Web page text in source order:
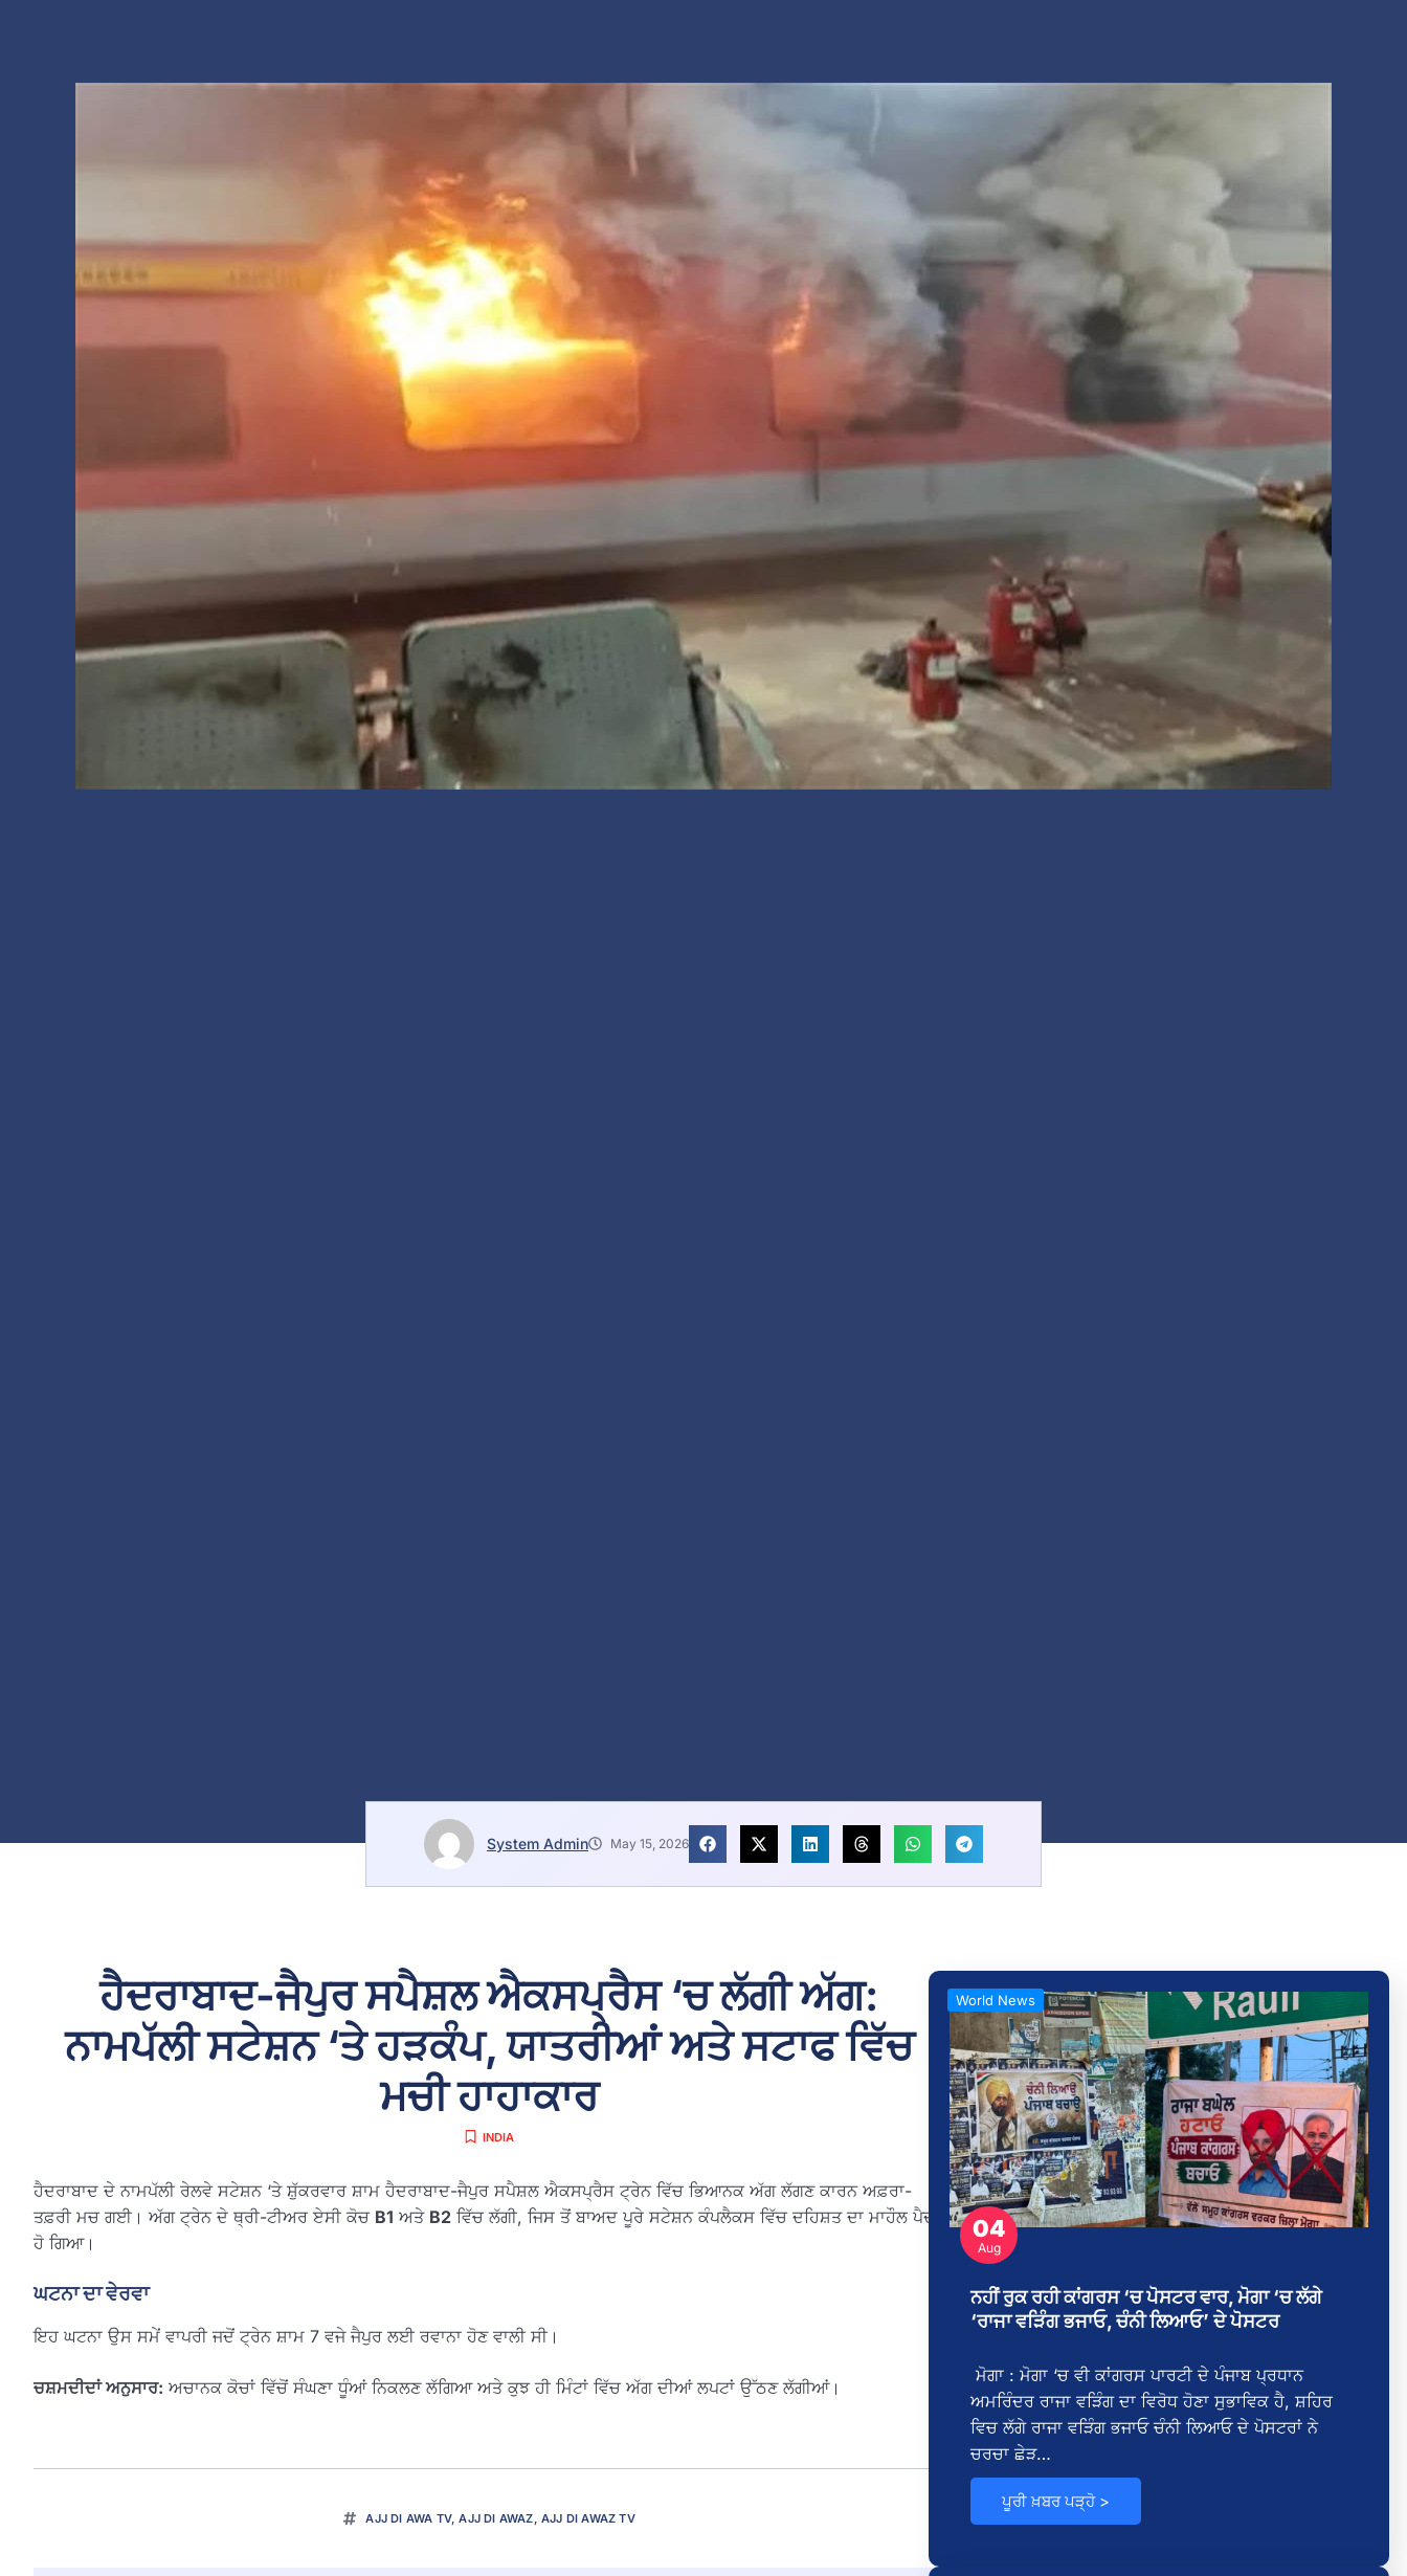
System Admin May 15, 2026
ਹੈਦਰਾਬਾਦ-ਜੈਪੁਰ ਸਪੈਸ਼ਲ ਐਕਸਪ੍ਰੈਸ ‘ਚ ਲੱਗੀ ਅੱਗ:
ਨਾਮਪੱਲੀ ਸਟੇਸ਼ਨ ‘ਤੇ ਹੜਕੰਪ, ਯਾਤਰੀਆਂ ਅਤੇ ਸਟਾਫ ਵਿੱਚ
ਮਚੀ ਹਾਹਾਕਾਰ
INDIA
ਹੈਦਰਾਬਾਦ ਦੇ ਨਾਮਪੱਲੀ ਰੇਲਵੇ ਸਟੇਸ਼ਨ ‘ਤੇ ਸ਼ੁੱਕਰਵਾਰ ਸ਼ਾਮ ਹੈਦਰਾਬਾਦ-ਜੈਪੁਰ ਸਪੈਸ਼ਲ ਐਕਸਪ੍ਰੈਸ ਟ੍ਰੇਨ ਵਿੱਚ ਭਿਆਨਕ ਅੱਗ ਲੱਗਣ ਕਾਰਨ ਅਫ਼ਰਾ-
ਤਫ਼ਰੀ ਮਚ ਗਈ। ਅੱਗ ਟ੍ਰੇਨ ਦੇ ਥ੍ਰੀ-ਟੀਅਰ ਏਸੀ ਕੋਚ B1 ਅਤੇ B2 ਵਿੱਚ ਲੱਗੀ, ਜਿਸ ਤੋਂ ਬਾਅਦ ਪੂਰੇ ਸਟੇਸ਼ਨ ਕੰਪਲੈਕਸ ਵਿੱਚ ਦਹਿਸ਼ਤ ਦਾ ਮਾਹੌਲ ਪੈਦਾ
ਹੋ ਗਿਆ।
ਘਟਨਾ ਦਾ ਵੇਰਵਾ
ਇਹ ਘਟਨਾ ਉਸ ਸਮੇਂ ਵਾਪਰੀ ਜਦੋਂ ਟ੍ਰੇਨ ਸ਼ਾਮ 7 ਵਜੇ ਜੈਪੁਰ ਲਈ ਰਵਾਨਾ ਹੋਣ ਵਾਲੀ ਸੀ।
ਚਸ਼ਮਦੀਦਾਂ ਅਨੁਸਾਰ: ਅਚਾਨਕ ਕੋਚਾਂ ਵਿੱਚੋਂ ਸੰਘਣਾ ਧੂੰਆਂ ਨਿਕਲਣ ਲੱਗਿਆ ਅਤੇ ਕੁਝ ਹੀ ਮਿੰਟਾਂ ਵਿੱਚ ਅੱਗ ਦੀਆਂ ਲਪਟਾਂ ਉੱਠਣ ਲੱਗੀਆਂ।
AJJ DI AWA TV,AJJ DI AWAZ,AJJ DI AWAZ TV
04
Aug
World News
ਨਹੀਂ ਰੁਕ ਰਹੀ ਕਾਂਗਰਸ ‘ਚ ਪੋਸਟਰ ਵਾਰ, ਮੋਗਾ ‘ਚ ਲੱਗੇ
‘ਰਾਜਾ ਵੜਿੰਗ ਭਜਾਓ, ਚੰਨੀ ਲਿਆਓ’ ਦੇ ਪੋਸਟਰ
ਮੋਗਾ : ਮੋਗਾ ‘ਚ ਵੀ ਕਾਂਗਰਸ ਪਾਰਟੀ ਦੇ ਪੰਜਾਬ ਪ੍ਰਧਾਨ
ਅਮਰਿੰਦਰ ਰਾਜਾ ਵੜਿੰਗ ਦਾ ਵਿਰੋਧ ਹੋਣਾ ਸੁਭਾਵਿਕ ਹੈ, ਸ਼ਹਿਰ
ਵਿਚ ਲੱਗੇ ਰਾਜਾ ਵੜਿੰਗ ਭਜਾਓ ਚੰਨੀ ਲਿਆਓ ਦੇ ਪੋਸਟਰਾਂ ਨੇ
ਚਰਚਾ ਛੇੜ…
ਪੂਰੀ ਖ਼ਬਰ ਪੜ੍ਹੋ >